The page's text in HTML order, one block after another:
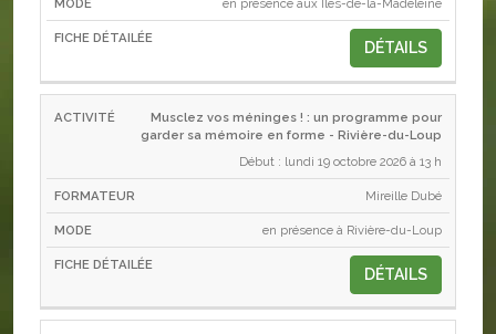
en présence aux Îles-de-la-Madeleine
DÉTAILS
Musclez vos méninges ! : un programme pour
garder sa mémoire en forme - Rivière-du-Loup
Début : lundi 19 octobre 2026 à 13 h
Mireille Dubé
en présence à Rivière-du-Loup
DÉTAILS